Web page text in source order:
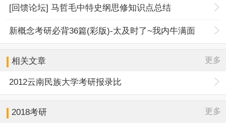
[回馈论坛] 马哲毛中特史纲思修知识点总结
新概念考研必背36篇(彩版)-太及时了~我内牛满面
相关文章 更多
2012云南民族大学考研报录比
2018考研 更多